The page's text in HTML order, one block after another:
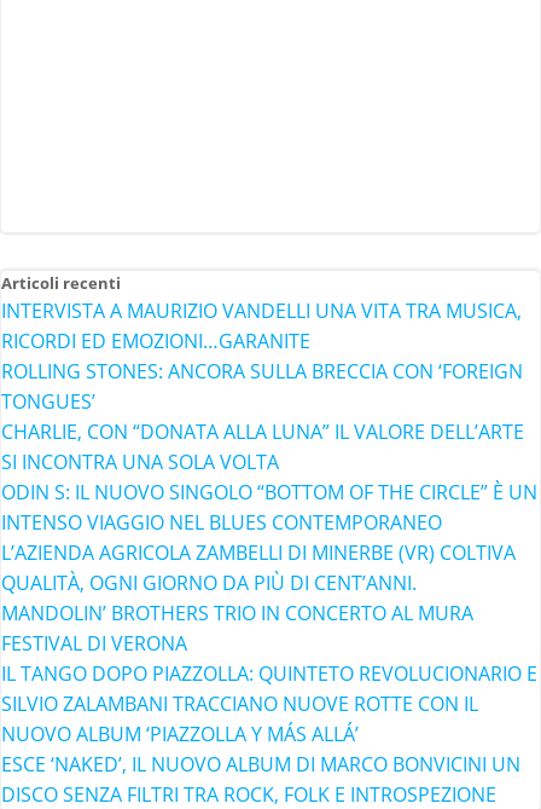
Articoli recenti
INTERVISTA A MAURIZIO VANDELLI UNA VITA TRA MUSICA,
RICORDI ED EMOZIONI…GARANITE
ROLLING STONES: ANCORA SULLA BRECCIA CON ‘FOREIGN
TONGUES’
CHARLIE, CON “DONATA ALLA LUNA” IL VALORE DELL’ARTE
SI INCONTRA UNA SOLA VOLTA
ODIN S: IL NUOVO SINGOLO “BOTTOM OF THE CIRCLE” È UN
INTENSO VIAGGIO NEL BLUES CONTEMPORANEO
L’AZIENDA AGRICOLA ZAMBELLI DI MINERBE (VR) COLTIVA
QUALITÀ, OGNI GIORNO DA PIÙ DI CENT’ANNI.
MANDOLIN’ BROTHERS TRIO IN CONCERTO AL MURA
FESTIVAL DI VERONA
IL TANGO DOPO PIAZZOLLA: QUINTETO REVOLUCIONARIO E
SILVIO ZALAMBANI TRACCIANO NUOVE ROTTE CON IL
NUOVO ALBUM ‘PIAZZOLLA Y MÁS ALLÁ’
ESCE ‘NAKED’, IL NUOVO ALBUM DI MARCO BONVICINI UN
DISCO SENZA FILTRI TRA ROCK, FOLK E INTROSPEZIONE